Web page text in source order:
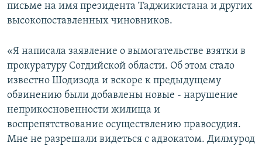
письме на имя президента Таджикистана и других
высокопоставленных чиновников.
«Я написала заявление о вымогательстве взятки в
прокуратуру Согдийской области. Об этом стало
известно Шодизода и вскоре к предыдущему
обвинению были добавлены новые - нарушение
неприкосновенности жилища и
воспрепятствование осуществлению правосудия.
Мне не разрешали видеться с адвокатом. Дилмурод